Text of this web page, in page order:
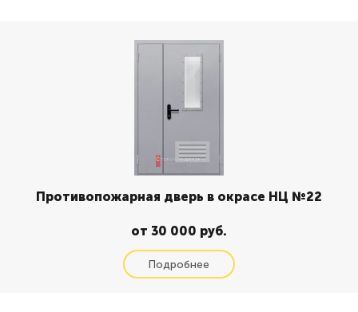
Противопожарная дверь в окрасе НЦ №22
от 30 000 руб.